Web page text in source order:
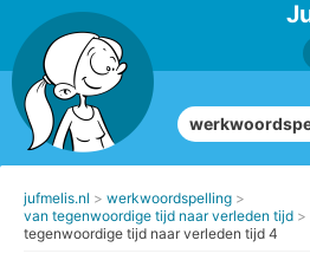
jufmelis.nl
werkwoordspelling
van tegenwoordige tijd naar verleden tijd
tegenwoordige tijd naar verleden tijd 4